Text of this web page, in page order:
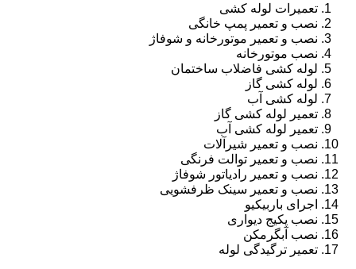
تعمیرات لوله کشی
نصب و تعمیر پمپ خانگی
نصب و تعمیر موتورخانه و شوفاژ
نصب موتورخانه
لوله کشی فاضلاب ساختمان
لوله کشی گاز
لوله کشی آب
تعمیر لوله کشی گاز
تعمیر لوله کشی آب
نصب و تعمیر شیرآلات
نصب و تعمیر توالت فرنگی
نصب و تعمیر رادیاتور شوفاژ
نصب و تعمیر سینک ظرفشویی
اجرای باربیکیو
نصب پکیج دیواری
نصب آبگرمکن
تعمیر ترگیدگی لوله